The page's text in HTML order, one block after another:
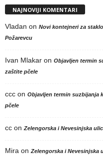
NAJNOVIJI KOMENTARI
Vladan on Novi kontejneri za
Požarevcu
Ivan Mlakar on Objavljen termin
zaštite pčele
ccc on Objavljen termin suzbijanja
pčele
cc on Zelengorska i Nevesinjska
Mira on Zelengorska i Nevesinjska